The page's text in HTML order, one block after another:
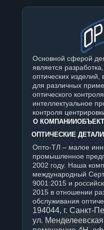
Основной сферой
является
оптических изделий,
для различных
оптического
интеллектуальное
контроля
О КОМПАНИИ
ОПТИЧЕСКИЕ ДЕТАЛИ
Опто-ТЛ – малое
промышленное
2002 году. Наша
международный
9001:2015 и
2015 в отношении
обслуживания
194044, г. Санкт-
ул.